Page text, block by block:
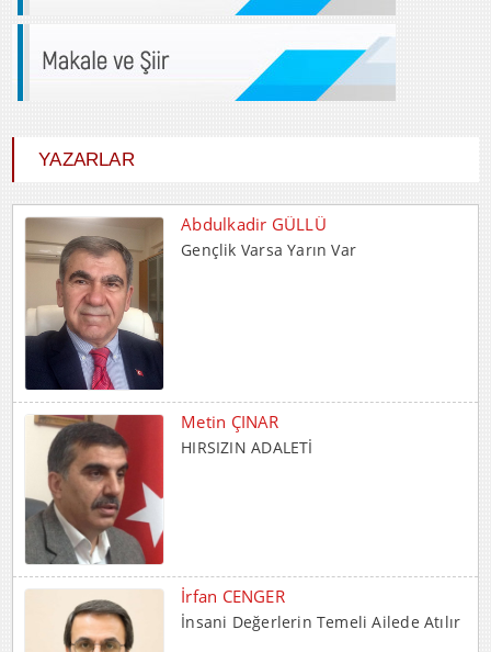
YAZARLAR
Abdulkadir GÜLLÜ
Gençlik Varsa Yarın Var
Metin ÇINAR
HIRSIZIN ADALETİ
İrfan CENGER
İnsani Değerlerin Temeli Ailede Atılır